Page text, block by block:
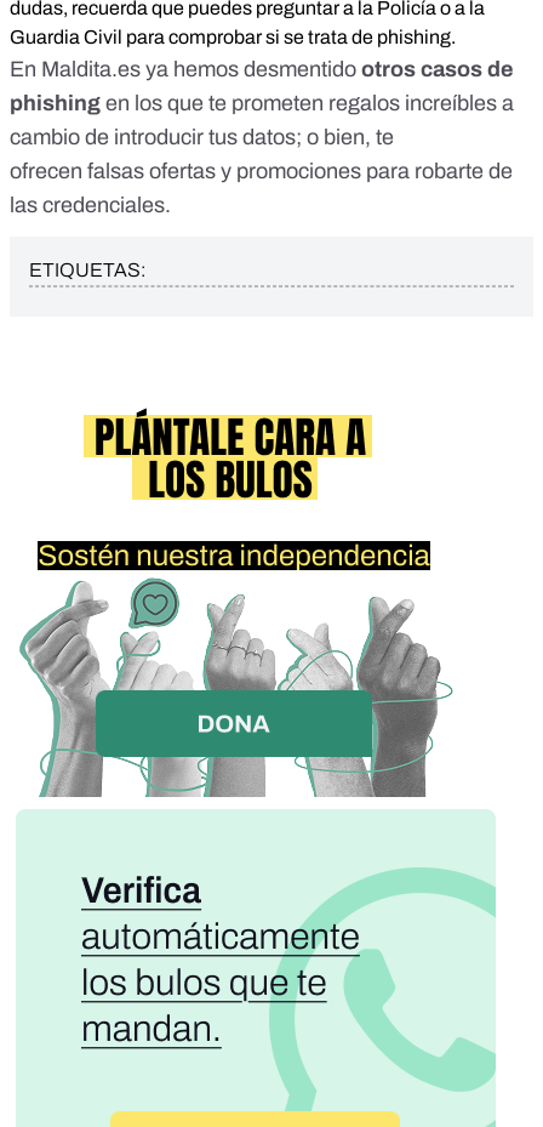
dudas, recuerda que puedes preguntar a la Policía o a la
Guardia Civil para comprobar si se trata de phishing.
En Maldita.es ya hemos desmentido otros casos de
phishing en los que te prometen regalos increíbles a
cambio de introducir tus datos; o bien, te
ofrecen falsas ofertas y promociones para robarte de
las credenciales.
ETIQUETAS: